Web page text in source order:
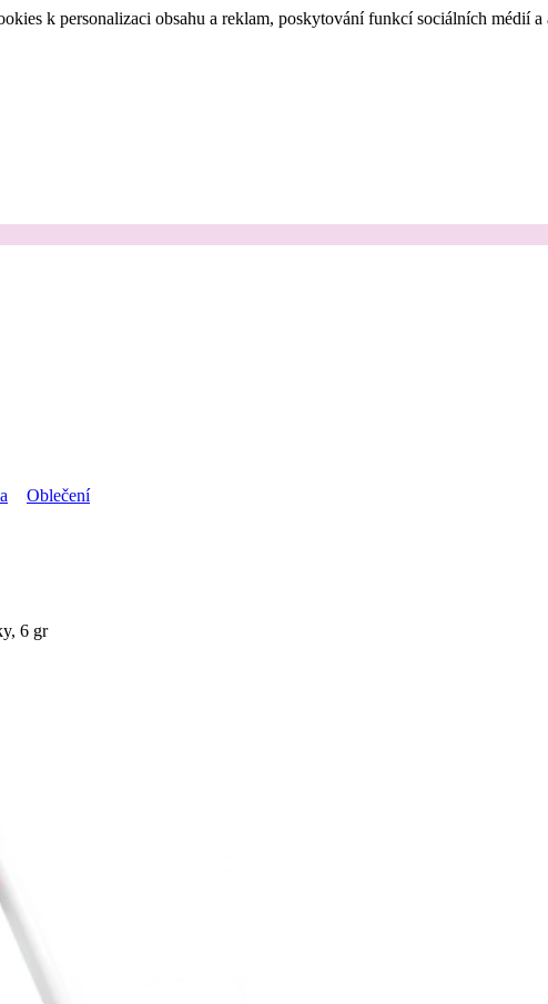
k personalizaci obsahu a reklam, poskytování funkcí sociálních médií
Oblečení
6 gr